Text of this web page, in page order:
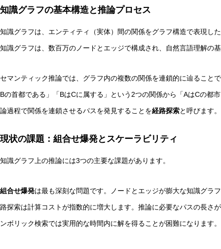
AI研究
知識グラフの基本構造と推論プロセス
知識グラフは、エンティティ（実体）間の関係をグラフ構造で表現し
知識グラフは、数百万のノードとエッジで構成され、自然言語理解の
セマンティック推論では、グラフ内の複数の関係を連鎖的に辿ること
Bの首都である」「BはCに属する」という2つの関係から「AはCの都
論過程で関係を連鎖させるパスを発見することを経路探索と呼びます。
現状の課題：組合せ爆発とスケーラビリティ
知識グラフ上の推論には3つの主要な課題があります。
組合せ爆発は最も深刻な問題です。ノードとエッジが膨大な知識グラ
路探索は計算コストが指数的に増大します。推論に必要なパスの長さ
ンボリック検索では実用的な時間内に解を得ることが困難になります。